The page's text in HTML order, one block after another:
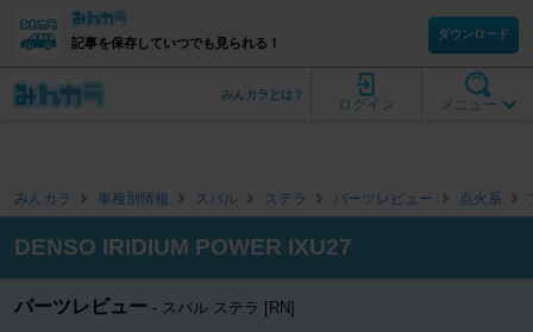
記事を保存していつでも見られる！
ダウンロード
メニュー
ログイン
みんカラとは？
みんカラ 車種別情報 スバル ステラ パーツレビュー 点火系
DENSO IRIDIUM POWER IXU27
パーツレビュー スバル ステラ [RN]